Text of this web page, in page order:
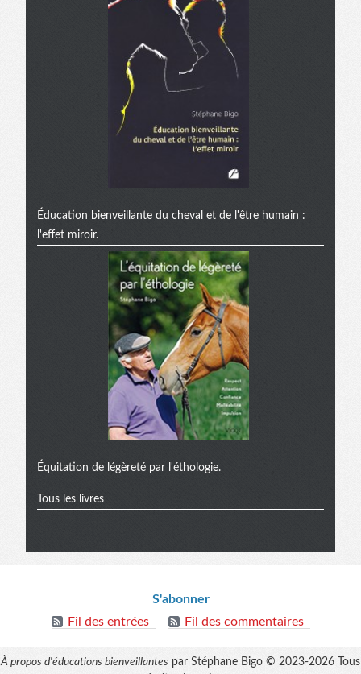
Éducation bienveillante du cheval et de l'être humain :
l'effet miroir.
Équitation de légèreté par l'éthologie.
Tous les livres
Informations
S'abonner
Fil des entrées
Fil des commentaires
À propos d'éducations bienveillantes par Stéphane Bigo © 2023-2026 Tous